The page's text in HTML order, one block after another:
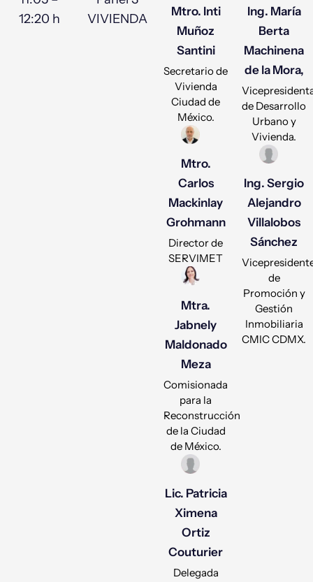
12:20 h
VIVIENDA
Mtro. Inti
Muñoz
Santini
Secretario de
Vivienda
Ciudad de
México.
Mtro.
Carlos
Mackinlay
Grohmann
Director de
SERVIMET
Mtra.
Jabnely
Maldonado
Meza
Comisionada
para la
Reconstrucción
de la Ciudad
de México.
Lic. Patricia
Ximena
Ortiz
Couturier
Delegada
Ing. María
Berta
Machinena
de la Mora,
de Desarrollo
Urbano y
Vivienda.
Ing. Sergio
Alejandro
Villalobos
Sánchez
de
Promoción y
Gestión
Inmobiliaria
CMIC CDMX.